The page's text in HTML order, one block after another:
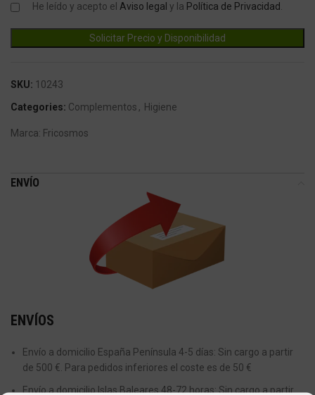
He leído y acepto el Aviso legal y la Política de Privacidad
SKU: 10243
Categories: Complementos , Higiene
Marca: Fricosmos
ENVÍO
ENVÍOS
Envío a domicilio España Península 4-5 días: Sin cargo a partir
de 500 €. Para pedidos inferiores el coste es de 50 €
Envío a domicilio Islas Baleares 48-72 horas: Sin cargo a partir